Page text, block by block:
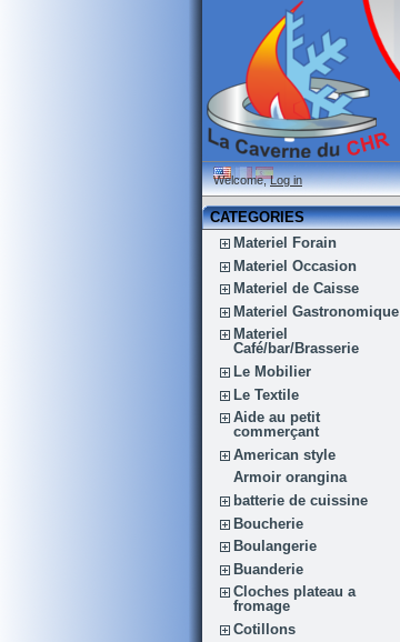
Welcome,Log in
CATEGORIES
Materiel Forain
Materiel Occasion
Materiel de Caisse
Materiel Gastronomique
Materiel
Café/bar/Brasserie
Le Mobilier
Le Textile
Aide au petit
commerçant
American style
Armoir orangina
batterie de cuissine
Boucherie
Boulangerie
Buanderie
Cloches plateau a
fromage
Cotillons